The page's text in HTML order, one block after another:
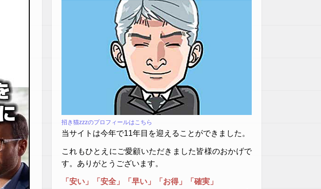
招き猫zzzのプロフィールはこちら
当サイトは今年で11年目を迎えることができました。
これもひとえにご愛顧いただきました皆様のおかげで
す。ありがとうございます。
「安い」「安全」「早い」「お得」「確実」